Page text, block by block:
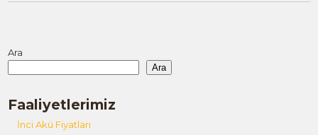
Ara
Ara
Faaliyetlerimiz
İnci Akü Fiyatları